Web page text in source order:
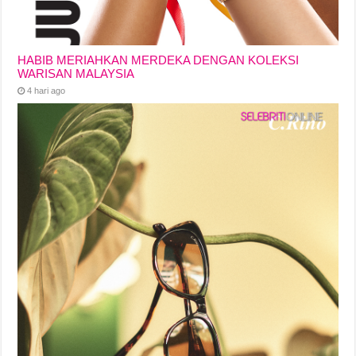
HABIB MERIAHKAN MERDEKA DENGAN KOLEKSI
WARISAN MALAYSIA
4 hari ago